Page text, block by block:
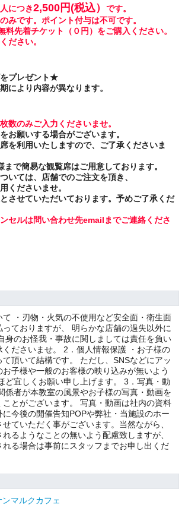
につき2,500円(税込）
です。
みです。ポイント付与は不可です。
先着チケット（０円）をご購入ください。
ださい。
プレゼント★
により内容が異なります。
数のみご入力くださいませ。
お願いする場合がございます。
を利用いたしますので、 ご了承くださいま
で簡易な観覧席はご用意しております。
いては、店舗でのご注文を頂き、
くださいませ。
させていただいております。予めご了承くだ
セルは問い合わせ先emailまでご連絡くださ
て ・刃物・火気の不使用など安全面・衛生面
ておりますが、 明らかな店舗の過失以外に
身のお怪我・事故に関しましては責任を負い
ださいませ。 2．個人情報保護 ・お子様の
頂いて結構です。 ただし、SNSなどにアッ
子様や一般のお客様の映り込みが無いよう
ど宜しくお願い申し上げます。 3．写真・動
係者が本教室の風景やお子様の写真・動画を
とがございます。 写真・動画は社内の資料
に今後の開催告知POPや弊社・当施設のホー
ていただく事がございます。当然ながら、
るようなことの無いよう配慮致しますが、
る場合は事前にスタッフまでお申し出くだ
マルクカフェ